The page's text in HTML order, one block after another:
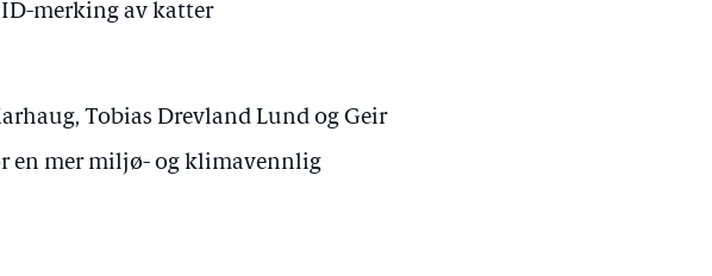
merking av katter
Tobias Drevland Lund og Geir
en mer miljø- og klimavennlig